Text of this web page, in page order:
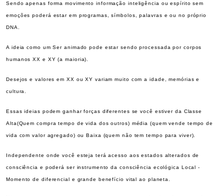
Sendo apenas forma movimento informação inteligência ou espírito sem
emoções poderá estar em programas, símbolos, palavras e ou no próprio
DNA.
A ideia como um Ser animado pode estar sendo processada por corpos
humanos XX e XY (a maioria).
Desejos e valores em XX ou XY variam muito com a idade, memórias e
cultura.
Essas ideias podem ganhar forças diferentes se você estiver da Classe
Alta(Quem compra tempo de vida dos outros) média (quem vende tempo de
vida com valor agregado) ou Baixa (quem não tem tempo para viver).
Independente onde você esteja terá acesso aos estados alterados de
consciência e poderá ser instrumento da consciência ecológica Local -
Momento de diferencial e grande benefício vital ao planeta.